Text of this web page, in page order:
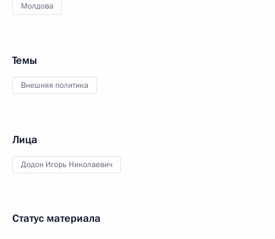
Молдова
Темы
Внешняя политика
Лица
Додон Игорь Николаевич
Статус материала